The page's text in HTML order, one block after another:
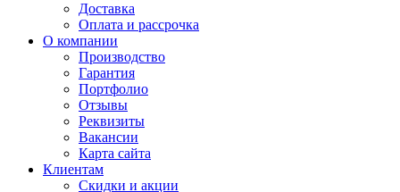
Доставка
Оплата и рассрочка
О компании
Производство
Гарантия
Портфолио
Отзывы
Реквизиты
Вакансии
Карта сайта
Клиентам
Скидки и акции